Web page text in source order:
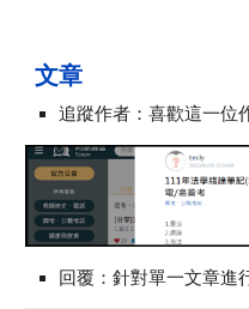
文章
追蹤作者：喜歡這一位
回覆：針對單一文章進